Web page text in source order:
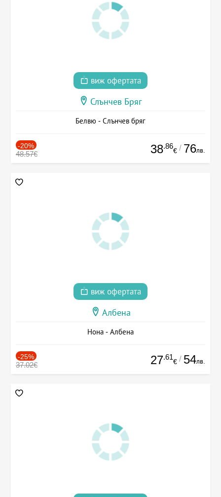
виж офертата
Слънчев Бряг
Белвю - Слънчев бряг
-20%
48.57€ 38.86
€ / 76лв.
виж офертата
Албена
Нона - Албена
-25%
37.02€ 27.61
€ / 54лв.